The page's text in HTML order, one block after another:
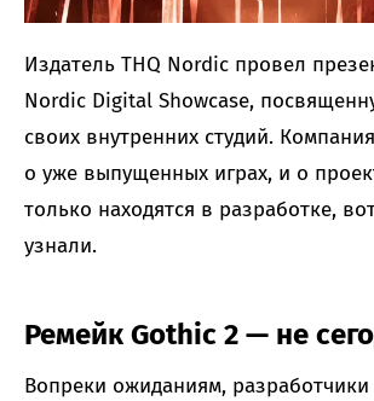
Издатель THQ Nordic провел
Nordic Digital Showcase,
своих внутренних студий.
о уже выпущенных играх, и о
только находятся в разработке,
узнали.
Ремейк Gothic 2 — не
Вопреки ожиданиям, разработчики